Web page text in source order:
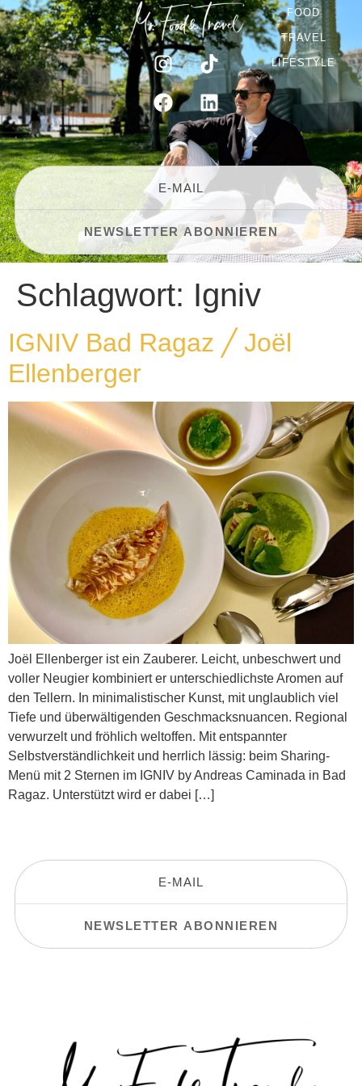
FOOD
TRAVEL
LIFESTYLE
Schlagwort: Igniv
IGNIV Bad Ragaz ╱ Joël
Ellenberger
Joël Ellenberger ist ein Zauberer. Leicht, unbeschwert und
voller Neugier kombiniert er unterschiedlichste Aromen auf
den Tellern. In minimalistischer Kunst, mit unglaublich viel
Tiefe und überwältigenden Geschmacksnuancen. Regional
verwurzelt und fröhlich weltoffen. Mit entspannter
Selbstverständlichkeit und herrlich lässig: beim Sharing-
Menü mit 2 Sternen im IGNIV by Andreas Caminada in Bad
Ragaz. Unterstützt wird er dabei […]